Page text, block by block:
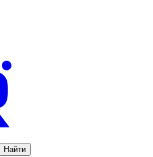
Найти